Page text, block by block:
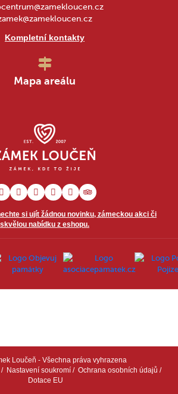
si ujít žádnou novinku, zámeckou akci či
skvělou nabídku z eshopu.
Kompletní kontakty
Mapa areálu
Loučeň - Všechna práva vyhrazena
/ Nastavení soukromí / Ochrana osobních údajů /
Dotace EU